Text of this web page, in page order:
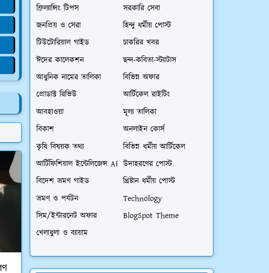
ফ্রিল্যান্সিং টিপস
সরকারি সেবা
জনপ্রিয় ও সেরা
হিন্দু ধর্মীয় পোস্ট
টিউটোরিয়াল গাইড
চাকরির খবর
ঈদের কালেকশন
ছন্দ-কবিতা-স্ট্যাটাস
আধুনিক নামের তালিকা
বিভিন্ন অফার
প্রোডাক্ট রিভিউ
আর্টিকেল রাইটিং
আবহাওয়া
মূল্য তালিকা
বিকাশ
অনলাইন কোর্স
কৃষি বিষয়ক তথ্য
বিভিন্ন ধর্মীয় আর্টিকেল
আর্টিফিশিয়াল ইন্টেলিজেন্স AI উদাহরণের পোস্ট
বিদেশ ভ্রমণ গাইড
খ্রিষ্টান ধর্মীয় পোস্ট
ভ্রমণ ও পর্যটন
Technology
সিম/ইন্টারনেট অফার
BlogSpot Theme
খেলাধুলা ও ব্যায়াম